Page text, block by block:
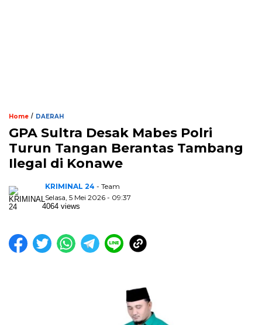
Home / DAERAH
GPA Sultra Desak Mabes Polri
Turun Tangan Berantas Tambang
Ilegal di Konawe
KRIMINAL 24 - Team
Selasa, 5 Mei 2026 - 09:37
4064 views